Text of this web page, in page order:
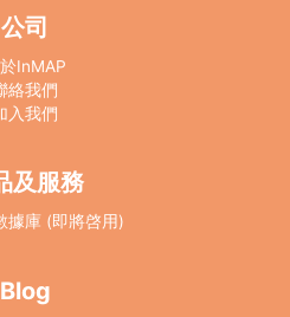
公司
InMAP
絡我們
入我們
及服務
據庫 (即將啓用)
Blog